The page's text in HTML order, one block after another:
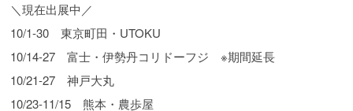
＼現在出展中／
10/1-30 東京町田・UTOKU
10/14-27 富士・伊勢丹コリドーフジ ※期間延長
10/21-27 神戸大丸
10/23-11/15 熊本・農歩屋